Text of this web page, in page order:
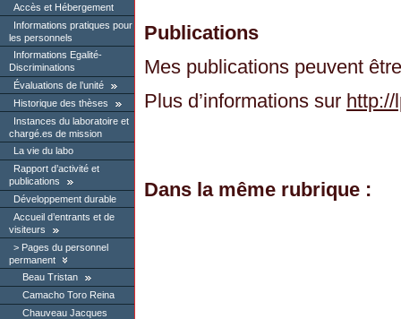
Accès et Hébergement
Informations pratiques pour
les personnels
Informations Egalité-
Discriminations
Évaluations de l’unité
Historique des thèses
Instances du laboratoire et
chargé.es de mission
La vie du labo
Rapport d’activité et
publications
Développement durable
Accueil d’entrants et de
visiteurs
Pages du personnel
permanent
Beau Tristan
Camacho Toro Reina
Chauveau Jacques
Publications
Mes publications peuvent
Plus d’informations sur http://
Dans la même rubrique :